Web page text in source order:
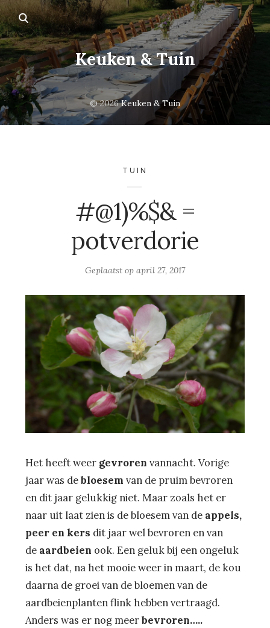
Keuken & Tuin
© 2026Keuken & Tuin
TUIN
#@1)%$& =
potverdorie
Geplaatst op april 27, 2017
Het heeft weer gevroren vannacht. Vorige
jaar was debloesem van de pruim bevroren
en dit jaar gelukkig niet. Maar zoals het er
naar uit laat zien is de bloesem van de appels,
peer en kers dit jaar wel bevroren en van
de aardbeien ook. Een geluk bij een ongeluk
is het dat, na het mooie weer in maart, de kou
daarna de groei van de bloemen van de
aardbeienplanten flink hebben vertraagd.
Anders was er nog meerbevroren…..